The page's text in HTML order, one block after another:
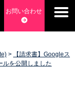
ング・SEO・ホー
チング チョッピ
お問い合わせ
>
【請求書】Googleス
ルを公開しました